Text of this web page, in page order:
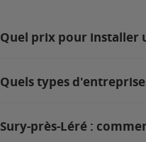
Quel prix pour installer
Quels types
Sury-près-Léré :